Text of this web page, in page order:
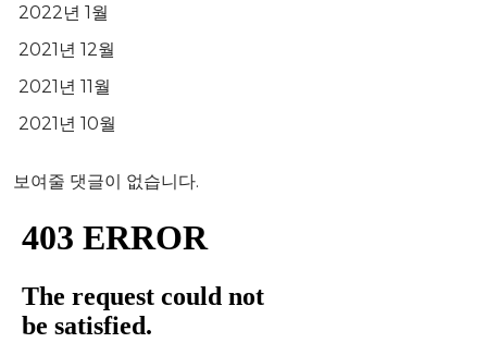
2022년 1월
2021년 12월
2021년 11월
2021년 10월
보여줄 댓글이 없습니다.